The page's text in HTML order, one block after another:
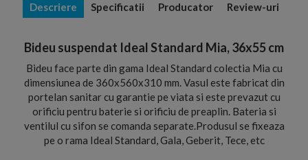
Descriere Specificatii Producator Review-uri
Bideu suspendat Ideal Standard Mia, 36x55 cm
Bideu face parte din gama Ideal Standard colectia Mia cu
dimensiunea de 360x560x310 mm. Vasul este fabricat din
portelan sanitar cu garantie pe viata si este prevazut cu
orificiu pentru baterie si orificiu de preaplin. Bateria si
ventilul cu sifon se comanda separate.Produsul se fixeaza
pe o rama Ideal Standard, Gala, Geberit, Tece, etc